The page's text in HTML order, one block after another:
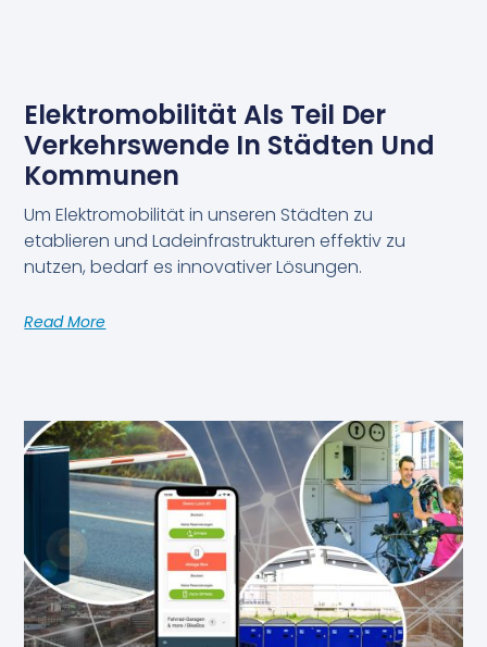
Elektromobilität Als Teil Der
Verkehrswende In Städten Und
Kommunen
Um Elektromobilität in unseren Städten zu
etablieren und Ladeinfrastrukturen effektiv zu
nutzen, bedarf es innovativer Lösungen.
Read More